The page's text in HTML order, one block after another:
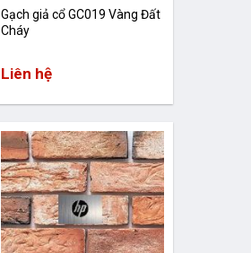
Gạch giả cổ GC019 Vàng Đất
Cháy
Liên hệ